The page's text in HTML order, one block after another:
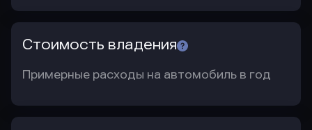
Стоимость владения
Примерные расходы на автомобиль в год